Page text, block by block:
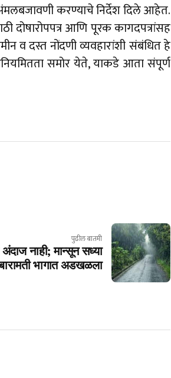
अंमलबजावणी करण्याचे निर्देश दिले आहेत.
दोषारोपपत्र आणि पूरक कागदपत्रांसह
व दस्त नोंदणी व्यवहारांशी संबंधित हे
समोर येते, याकडे आता संपूर्ण
पुढील बातमी
नाही; मान्सून सध्या
भागात अडखळला